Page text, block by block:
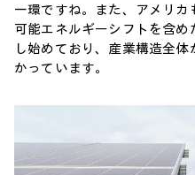
一環ですね。また、アメリ
可能エネルギーシフトを含
し始めており、産業構造全
かっています。